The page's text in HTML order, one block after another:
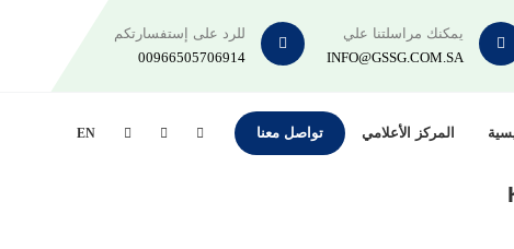
يمكنك مراسلتنا علي
INFO@GSSG.COM.SA
للرد على إستفسارتكم
00966505706914
EN المركز الأعلامي تواصل معنا